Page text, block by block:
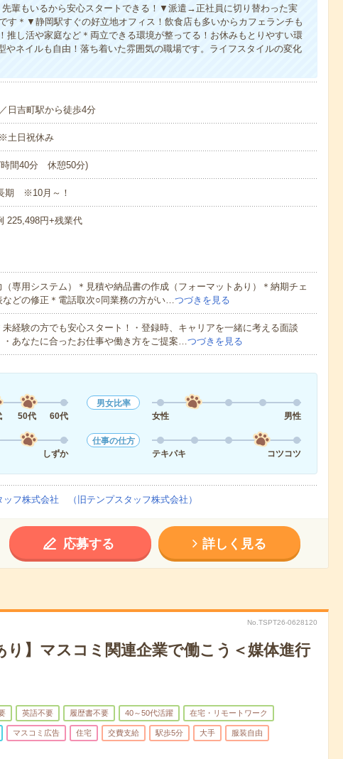
輩もいるから安心スタートできる！▼派遣→正社員に切り替わった実
す＊▼静岡駅すぐの好立地オフィス！飲食店も多いからカフェランチも
し活や家庭など＊両立できる環境が整ってる！お休みもとりやすい環
やネイルも自由！落ち着いた雰囲気の職場です。ライフスタイルの変化
日吉町駅から徒歩4分
土日祝休み
時間40分 休憩50分)
期 ※10月～！
225,498円+残業代
（専用システム）＊見積や納品書の作成（フォーマットあり）＊納期チェ
などの修正＊電話取次○同業務の方がい…つづきを見る
未経験の方でも安心スタート！・登録時、キャリアを一緒に考える面談
・あなたに合ったお仕事や働き方をご提案…つづきを見る
50代 60代
男女比率
女性
男性
しずか
仕事の仕方
テキパキ
コツコツ
ッフ株式会社 （旧テンプスタッフ株式会社）
応募する 詳しく見る
No.TSPT26-0628120
り】マスコミ関連企業で働こう＜媒体進行
英語不要 履歴書不要 40～50代活躍 在宅・リモートワーク
マスコミ広告 住宅 交費支給 駅歩5分 大手 服装自由